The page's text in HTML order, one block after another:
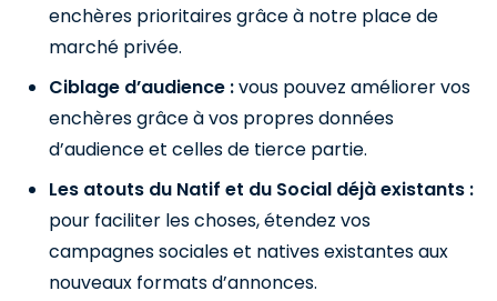
enchères prioritaires grâce à notre place de
marché privée.
Ciblage d’audience :vous pouvez améliorer vos
enchères grâce à vos propres données
d’audience et celles de tierce partie.
Les atouts du Natif et du Social déjà existants :
pour faciliter les choses, étendez vos
campagnes sociales et natives existantes aux
nouveaux formats d’annonces.